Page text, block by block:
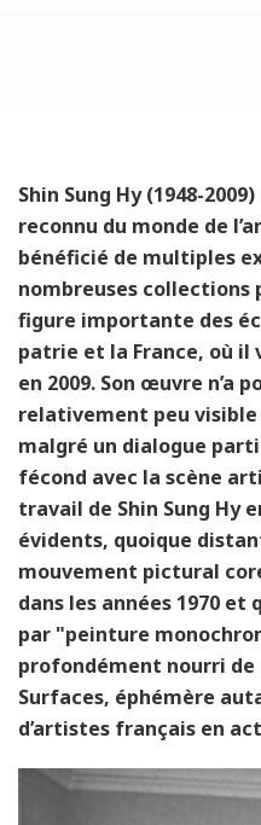
Shin Sung Hy (1948-
reconnu du monde de
bénéficié de multiples
nombreuses collections
figure importante des
patrie et la France, où il
en 2009. Son œuvre n’a
relativement peu visible
malgré un dialogue
fécond avec la scène
travail de Shin Sung Hy
évidents, quoique
mouvement pictural
dans les années 1970
par "peinture
profondément nourri de
Surfaces, éphémère
d’artistes français en
artiste